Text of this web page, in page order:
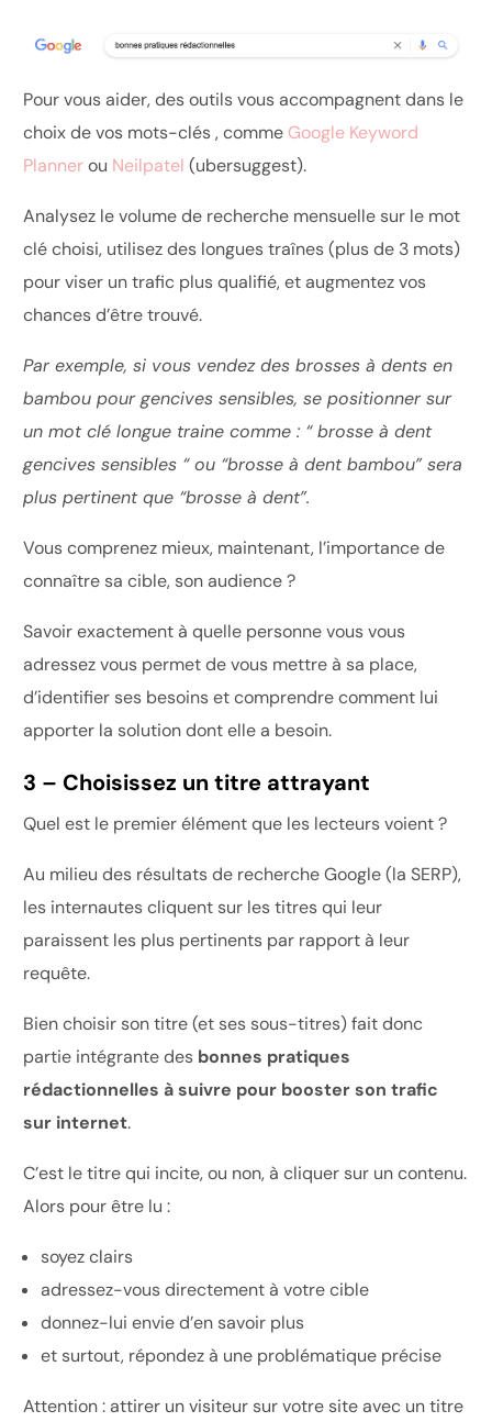
Pour vous aider, des outils vous accompagnent dans le
choix de vos mots-clés , comme Google Keyword
Plannerou Neilpatel (ubersuggest).
Analysez le volume de recherche mensuelle sur le mot
clé choisi, utilisez des longues traînes (plus de 3 mots)
pour viser un trafic plus qualifié, et augmentez vos
chances d’être trouvé.
Par exemple, si vous vendez des brosses à dents en
bambou pour gencives sensibles, sepositionner sur
un mot clé longue traine comme : “ brosse à dent
gencives sensibles “ ou “brosse à dent bambou” sera
plus pertinent que “brosse à dent”.
Vous comprenez mieux, maintenant, l’importance de
connaître sa cible, son audience ?
Savoir exactement à quelle personne vous vous
adressez vous permet de vous mettre à sa place,
d’identifier ses besoins et comprendre comment lui
apporter la solution dont elle a besoin.
3 – Choisissez un titre attrayant
Quel est le premier élément que les lecteurs voient ?
Au milieu des résultats de recherche Google (la SERP),
les internautes cliquent sur les titres qui leur
paraissent les plus pertinents par rapport à leur
requête.
Bien choisir son titre (et ses sous-titres) fait donc
partie intégrante des bonnes pratiques
rédactionnelles à suivre pour booster son trafic
sur internet.
C’est le titre qui incite, ou non, à cliquer sur un contenu.
Alors pour être lu :
soyez clairs
adressez-vous directement à votre cible
donnez-lui envie d’en savoir plus
et surtout, répondez à une problématique précise
Attention : attirer un visiteur sur votre site avec un titre